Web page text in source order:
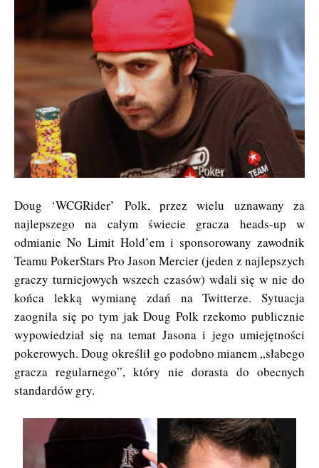
Doug ‘WCGRider’ Polk, przez wielu uznawany za
najlepszego na całym świecie gracza heads-up w
odmianie No Limit Hold’em i sponsorowany zawodnik
Teamu PokerStars Pro Jason Mercier (jeden z najlepszych
graczy turniejowych wszech czasów) wdali się w nie do
końca lekką wymianę zdań na Twitterze. Sytuacja
zaogniła się po tym jak Doug Polk rzekomo publicznie
wypowiedział się na temat Jasona i jego umiejętności
pokerowych. Doug określił go podobno mianem „słabego
gracza regularnego”, który nie dorasta do obecnych
standardów gry.